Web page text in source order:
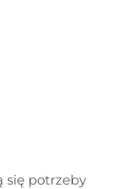
się potrzeby